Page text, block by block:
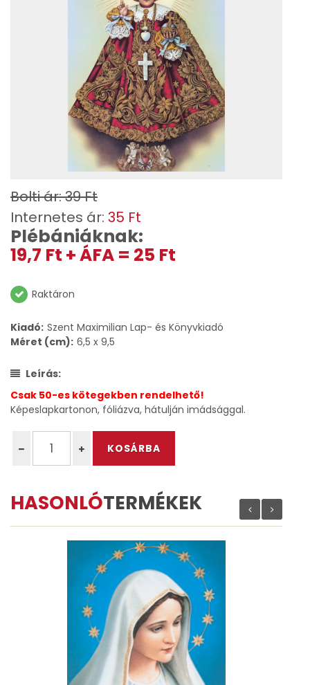
Bolti ár: 39 Ft
Internetes ár: 35 Ft
Plébániáknak:
19,7 Ft + ÁFA = 25 Ft
Raktáron
Kiadó: Szent Maximilian Lap- és Könyvkiadó
Méret (cm): 6,5 x 9,5
Leírás:
Csak 50-es kötegekben rendelhető!
Képeslapkartonon, fóliázva, hátulján imádsággal.
HASONLÓTERMÉKEK